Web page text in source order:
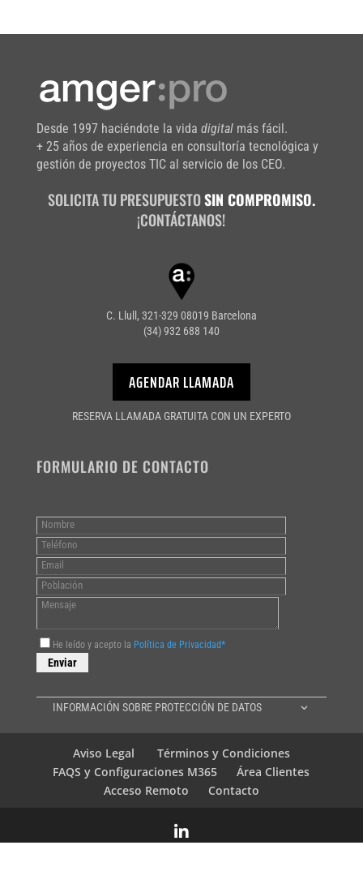
Desde 1997 haciéndote la vida digitalmás fácil.
+ 25 años de experiencia en consultoría tecnológica y
gestión de proyectos TIC al servicio de los CEO.
SOLICITA TU PRESUPUESTOSIN COMPROMISO.
¡CONTÁCTANOS!
C. Llull, 321-329 08019 Barcelona
(34) 932 688 140
AGENDAR LLAMADA
RESERVA LLAMADA GRATUITA CON UN EXPERTO
FORMULARIO DE CONTACTO
He leído y acepto la Política de Privacidad*
INFORMACIÓN SOBRE PROTECCIÓN DE DATOS
Aviso Legal
Términos y Condiciones
FAQS y Configuraciones M365
Área Clientes
Acceso Remoto
Contacto
